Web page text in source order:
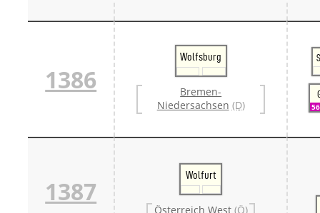
1386
Wolfsburg
Bremen-
Niedersachsen (D)
1387
Wolfurt
Österreich West (Ö)